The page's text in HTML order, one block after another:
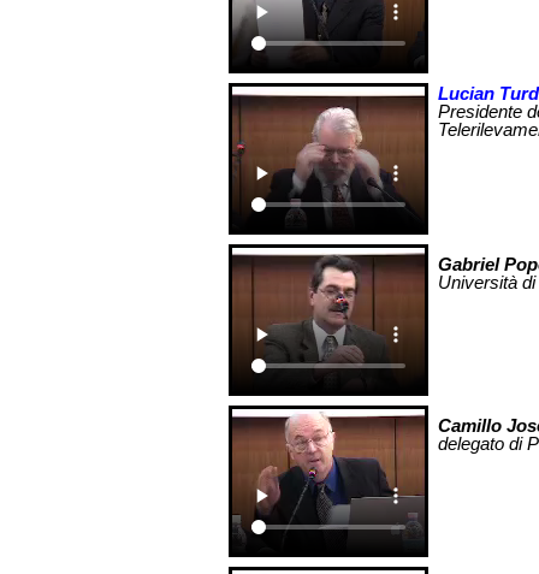
Lucian
Presidente
Gabriel
Università
Camillo
delegato di